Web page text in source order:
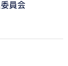
員会